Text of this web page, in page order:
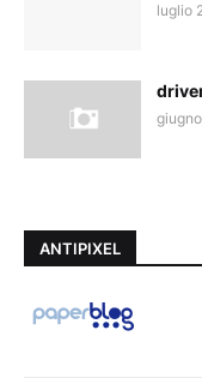
luglio
ANTIPIXEL